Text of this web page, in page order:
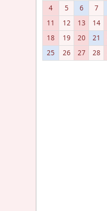
4
5 6 7
11
12 13 14
18
19 20 21
25
26 27 28